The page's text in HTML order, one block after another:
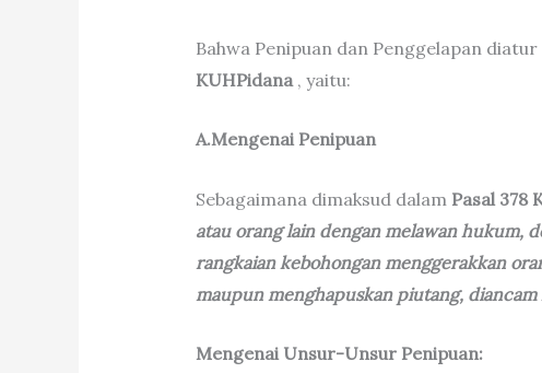
Bahwa Penipuan dan Penggelapan
KUHPidana , yaitu:
A.Mengenai Penipuan
Sebagaimana dimaksud dalam Pasal 378
atau orang lain dengan melawan hukum,
rangkaian kebohongan menggerakkan
maupun menghapuskan piutang,
Mengenai Unsur-Unsur Penipuan: